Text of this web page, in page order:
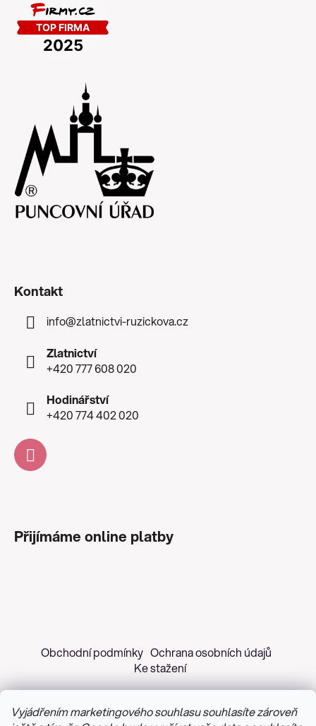
Vyjádřením marketingového souhlasu souhlasíte zároveň
Kontakt
info@zlatnictvi-ruzickova.cz
Zlatnictví
+420 777 608 020
Hodinářství
+420 774 402 020
Přijímáme online platby
Obchodní podmínky Ochrana osobních údajů
Ke stažení